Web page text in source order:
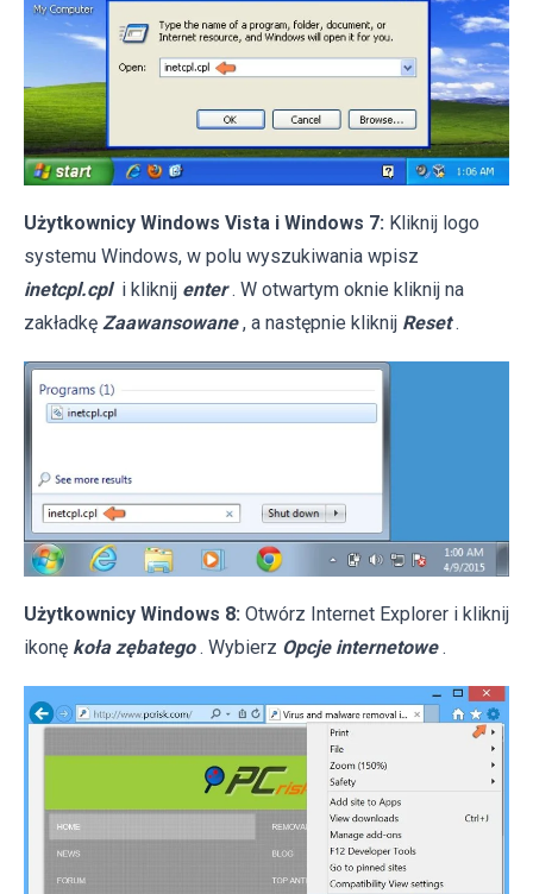
Użytkownicy Windows Vista i Windows 7: Kliknij logo
systemu Windows, w polu wyszukiwania wpisz
inetcpl.cpl i kliknij enter . W otwartym oknie kliknij na
zakładkę Zaawansowane , a następnie kliknij Reset .
Użytkownicy Windows 8: Otwórz Internet Explorer i kliknij
ikonę koła zębatego . Wybierz Opcje internetowe .